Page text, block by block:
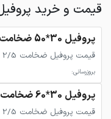
قیمت و خرید پروفیل
پروفیل 30*50 ضخامت 2.5 نیکان
قیمت پروفیل ضخامت 2/5 نیکان
بروزرسانی:
پروفیل 30*60 ضخامت 2.5 نیکان
قیمت پروفیل ضخامت 2/5 نیکان